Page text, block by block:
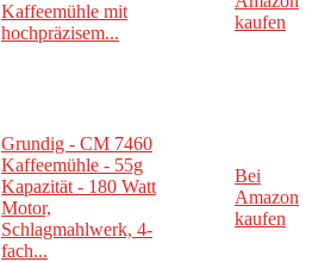
Kaffeemühle mit
hochpräzisem...
kaufen
Grundig - CM 7460
Kaffeemühle - 55g
Kapazität - 180 Watt
Motor,
Schlagmahlwerk, 4-
fach...
Bei
Amazon
kaufen